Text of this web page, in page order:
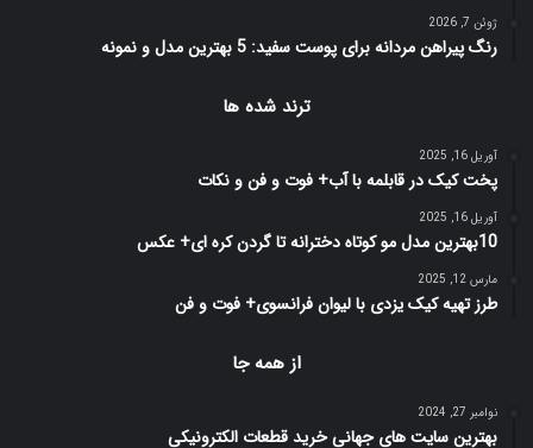
ژوئن 7, 2026
رنگ پیراهن مردانه برای پوست سفید: 5 بهترین مدل و نمونه
ترند شده ها
آوریل 16, 2025
پخت کیک در قابلمه با آب+ فوت و فن و نکات
آوریل 16, 2025
10بهترین مدل مو کوتاه دخترانه تا گردن کره ای+ عکس
مارس 12, 2025
طرز تهیه کیک یزدی با لیوان فرانسوی+ فوت و فن
از همه جا
نوامبر 27, 2024
بهترین سایت های جهانی خرید قطعات الکترونیکی